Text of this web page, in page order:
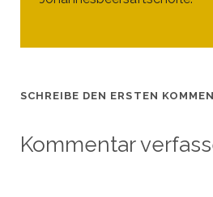
SCHREIBE DEN ERSTEN
Kommentar